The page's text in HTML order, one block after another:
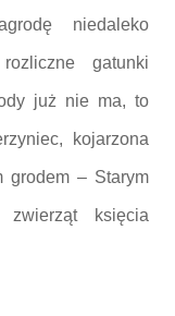
niedaleko
gatunki
już nie ma, to
kojarzona
grodem – Starym
księcia